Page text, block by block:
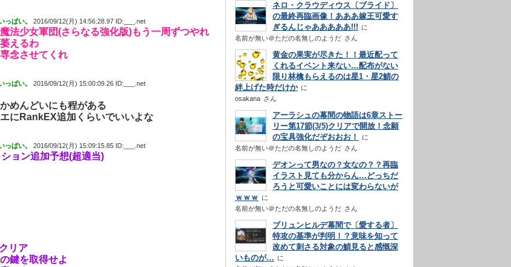
っぱい。 2016/09/12(月) 14:56:28.97 ID:___.net
法少女軍団(さらなる強化版)もう一周ずつやれ
えるわ
念させてくれ
っぱい。 2016/09/12(月) 15:00:09.26 ID:___.net
めんどいにも程がある
にRankEX追加くらいでいいよな
っぱい。 2016/09/12(月) 15:09:15.85 ID:___.net
ョン追加予想(超適当)
リア
鍵を取得せよ
ネロ・クラウディウス〔ブライド〕
の最終再臨画像！あああ嫁王可愛す
ぎるんじゃあああああ!!!
名前が無い＠ただの名無しのようだ さん
黄金の果実が尽きた！！最近配って
くれるイベント来ない…配布がない
限り林檎もらえるのは星1・星2鯖の
絆上げた時だけか
osakana さん
アーラシュの幕間の物語は6章ストー
リー第17節(3/5)クリアで開放！念願
の宝具強化だぞおおお！
名前が無い＠ただの名無しのようだ さん
デオンって男なの？女なの？？再臨
イラスト見ても分からん…どっちだ
ろうと可愛いことには変わらないが
ｗｗｗ
名前が無い＠ただの名無しのようだ さん
ブリュンヒルデ幕間で〔愛する者〕
特攻の基準が判明！？意味を知って
改めて刺さる対象の鯖見ると感慨深
いものが…